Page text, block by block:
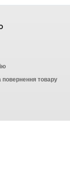
повернення товару